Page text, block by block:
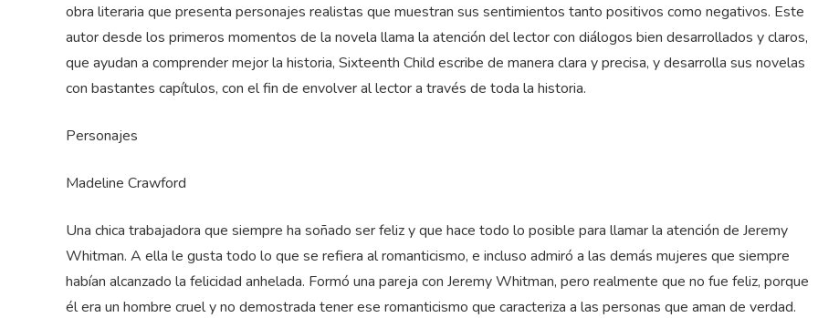
obra literaria que presenta personajes realistas que muestran sus sentimientos tanto positivos como negativos. Este
autor desde los primeros momentos de la novela llama la atención del lector con diálogos bien desarrollados y claros,
que ayudan a comprender mejor la historia, Sixteenth Child escribe de manera clara y precisa, y desarrolla sus novelas
con bastantes capítulos, con el fin de envolver al lector a través de toda la historia.
Personajes
Madeline Crawford
Una chica trabajadora que siempre ha soñado ser feliz y que hace todo lo posible para llamar la atención de Jeremy
Whitman. A ella le gusta todo lo que se refiera al romanticismo, e incluso admiró a las demás mujeres que siempre
habían alcanzado la felicidad anhelada. Formó una pareja con Jeremy Whitman, pero realmente que no fue feliz, porque
él era un hombre cruel y no demostrada tener ese romanticismo que caracteriza a las personas que aman de verdad.